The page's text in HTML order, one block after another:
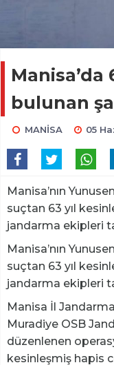
Manisa’da
bulunan
MANİSA 05
Manisa’nın
suçtan 63 yıl
jandarma ekipleri
Manisa’nın
suçtan 63 yıl
jandarma ekipleri
Manisa İl
Muradiye OSB
düzenlenen
kesinleşmiş hapis